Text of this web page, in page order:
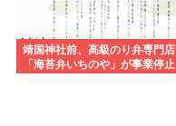
靖国神社前、高級のり弁専門店
「海苔弁いちのや」が事業停止